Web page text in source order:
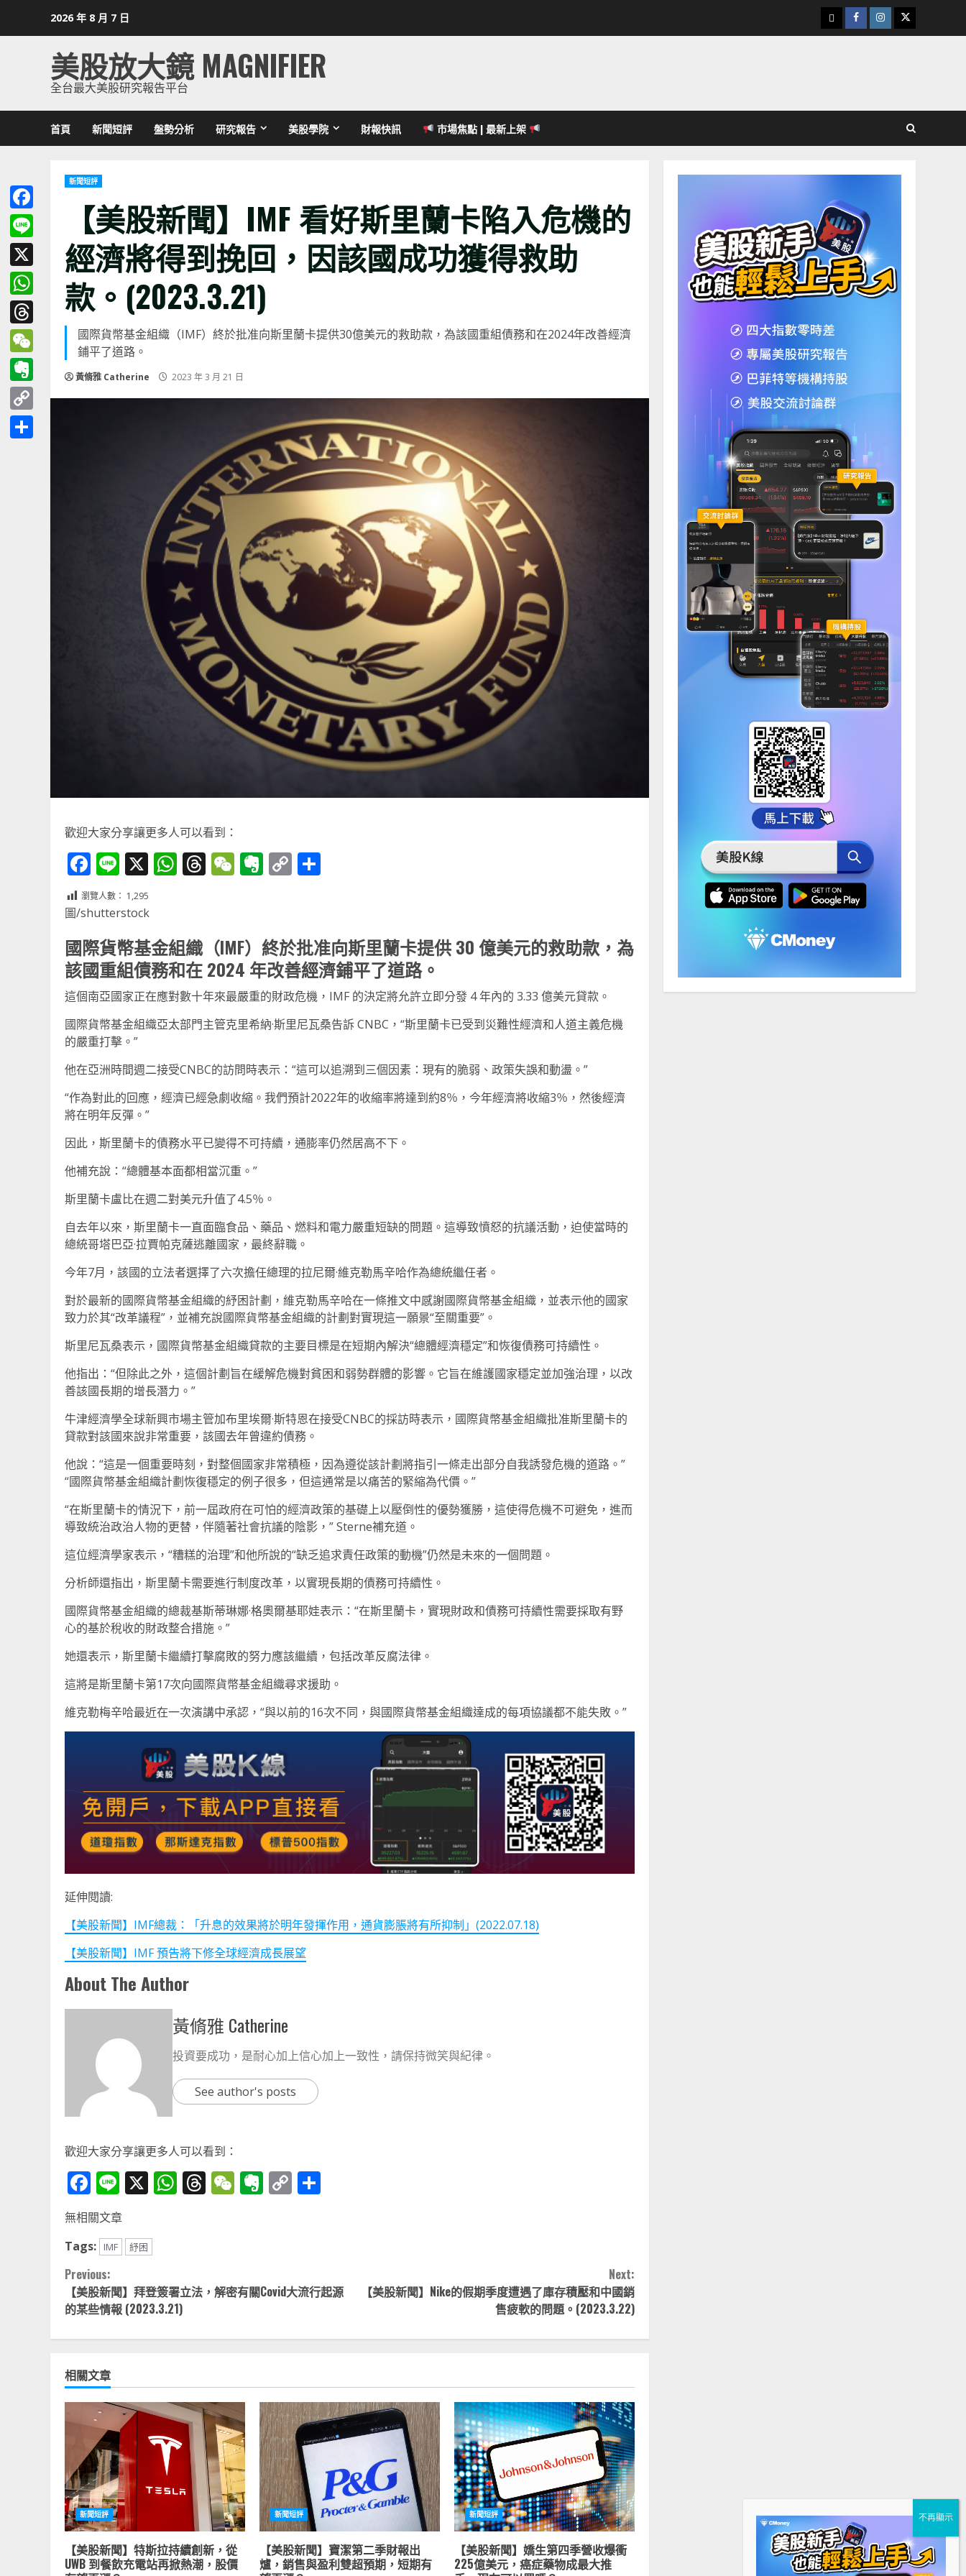
2026 年 8 月 7 日
下
載
Facebook
Instagram
Twitter
美股放大鏡 MAGNIFIER
全台最大美股研究報告平台
首頁 新聞短評 盤勢分析 研究報告 美股學院 財報快訊 市場焦點 | 最新上架
新聞短評
【美股新聞】IMF 看好斯里蘭卡陷入危機的
經濟將得到挽回，因該國成功獲得救助
款。(2023.3.21)
國際貨幣基金組織（IMF）終於批准向斯里蘭卡提供30億美元的救助款，為該國重組債務和在2024年改善經濟
鋪平了道路。
黃脩雅 Catherine 2023 年 3 月 21 日
歡迎大家分享讓更多人可以看到：
Facebook
Line
X WhatsApp
Threads
WeChat
Evernote
Copy
瀏覽人數： 1,295
圖/shutterstock
國際貨幣基金組織（IMF）終於批准向斯里蘭卡提供 30 億美元的救助款，為
該國重組債務和在 2024 年改善經濟鋪平了道路。
這個南亞國家正在應對數十年來最嚴重的財政危機，IMF 的決定將允許立即分發 4 年內的 3.33 億美元貸款。
國際貨幣基金組織亞太部門主管克里希納·斯里尼瓦桑告訴 CNBC，“斯里蘭卡已受到災難性經濟和人道主義危機
的嚴重打擊。”
他在亞洲時間週二接受CNBC的訪問時表示：“這可以追溯到三個因素：現有的脆弱、政策失誤和動盪。”
“作為對此的回應，經濟已經急劇收縮。我們預計2022年的收縮率將達到約8％，今年經濟將收縮3％，然後經濟
將在明年反彈。”
因此，斯里蘭卡的債務水平已變得不可持續，通膨率仍然居高不下。
他補充說：“總體基本面都相當沉重。”
斯里蘭卡盧比在週二對美元升值了4.5％。
自去年以來，斯里蘭卡一直面臨食品、藥品、燃料和電力嚴重短缺的問題。這導致憤怒的抗議活動，迫使當時的
總統哥塔巴亞·拉賈帕克薩逃離國家，最終辭職。
今年7月，該國的立法者選擇了六次擔任總理的拉尼爾·維克勒馬辛哈作為總統繼任者。
對於最新的國際貨幣基金組織的紓困計劃，維克勒馬辛哈在一條推文中感謝國際貨幣基金組織，並表示他的國家
致力於其“改革議程”，並補充說國際貨幣基金組織的計劃對實現這一願景“至關重要”。
斯里尼瓦桑表示，國際貨幣基金組織貸款的主要目標是在短期內解決“總體經濟穩定”和恢復債務可持續性。
他指出：“但除此之外，這個計劃旨在緩解危機對貧困和弱勢群體的影響。它旨在維護國家穩定並加強治理，以改
善該國長期的增長潛力。”
牛津經濟學全球新興市場主管加布里埃爾·斯特恩在接受CNBC的採訪時表示，國際貨幣基金組織批准斯里蘭卡的
貸款對該國來說非常重要，該國去年曾違約債務。
他說：“這是一個重要時刻，對整個國家非常積極，因為遵從該計劃將指引一條走出部分自我誘發危機的道路。”
“國際貨幣基金組織計劃恢復穩定的例子很多，但這通常是以痛苦的緊縮為代價。”
“在斯里蘭卡的情況下，前一屆政府在可怕的經濟政策的基礎上以壓倒性的優勢獲勝，這使得危機不可避免，進而
導致統治政治人物的更替，伴隨著社會抗議的陰影，” Sterne補充道。
這位經濟學家表示，“糟糕的治理”和他所說的“缺乏追求責任政策的動機”仍然是未來的一個問題。
分析師還指出，斯里蘭卡需要進行制度改革，以實現長期的債務可持續性。
國際貨幣基金組織的總裁基斯蒂琳娜·格奧爾基耶娃表示：“在斯里蘭卡，實現財政和債務可持續性需要採取有野
心的基於稅收的財政整合措施。”
她還表示，斯里蘭卡繼續打擊腐敗的努力應該繼續，包括改革反腐法律。
這將是斯里蘭卡第17次向國際貨幣基金組織尋求援助。
維克勒梅辛哈最近在一次演講中承認，“與以前的16次不同，與國際貨幣基金組織達成的每項協議都不能失敗。”
延伸閱讀:
【美股新聞】IMF總裁：「升息的效果將於明年發揮作用，通貨膨脹將有所抑制」(2022.07.18)
【美股新聞】IMF 預告將下修全球經濟成長展望
About The Author
黃脩雅 Catherine
投資要成功，是耐心加上信心加上一致性，請保持微笑與紀律。
See author's posts
歡迎大家分享讓更多人可以看到：
Facebook
Line
X WhatsApp
Threads
WeChat
Evernote
Copy
無相關文章
Tags:
IMF 紓困
Continue
Reading
Previous:
【美股新聞】拜登簽署立法，解密有關Covid大流行起源
的某些情報 (2023.3.21)
Next:
【美股新聞】Nike的假期季度遭遇了庫存積壓和中國銷
售疲軟的問題。(2023.3.22)
相關文章
新聞短評
【美股新聞】特斯拉持續創新，從
UWB 到餐飲充電站再掀熱潮，股價
新聞短評
【美股新聞】寶潔第二季財報出
爐，銷售與盈利雙超預期，短期有
新聞短評
【美股新聞】嬌生第四季營收爆衝
225億美元，癌症藥物成最大推
Facebook
Line
X
WhatsApp
Threads
WeChat
Evernote
Copy